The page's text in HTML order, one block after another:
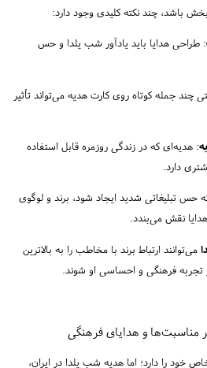
باشد، چند نکته کلیدی وجود دارد:
: طراحی هدایا باید یادآور شب یلدا و حس
چند جمله کوتاه روی کارت هدیه می‌تواند تأثیر
: هدیه‌ای که در زندگی روزمره قابل استفاده
دارد.
حس تبلیغاتی شدید ایجاد شود، برند و لوگوی
نقش می‌بندد.
می‌توانند ارتباط برند با مخاطب را به بالاترین
فرهنگی و احساسی او شوند.
مناسبت‌ها و هدایای فرهنگی
خود را دارد؛ اما هدیه شب یلدا در ایران،